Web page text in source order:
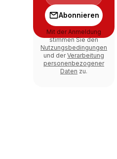
Abonnieren
Mit der Anmeldung
stimmen Sie den
Nutzungsbedingungen
und derVerarbeitung
personenbezogener
Daten zu.